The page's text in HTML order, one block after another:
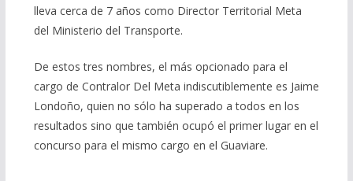
lleva cerca de 7 años como Director Territorial Meta
del Ministerio del Transporte.
De estos tres nombres, el más opcionado para el
cargo de Contralor Del Meta indiscutiblemente es Jaime
Londoño, quien no sólo ha superado a todos en los
resultados sino que también ocupó el primer lugar en el
concurso para el mismo cargo en el Guaviare.